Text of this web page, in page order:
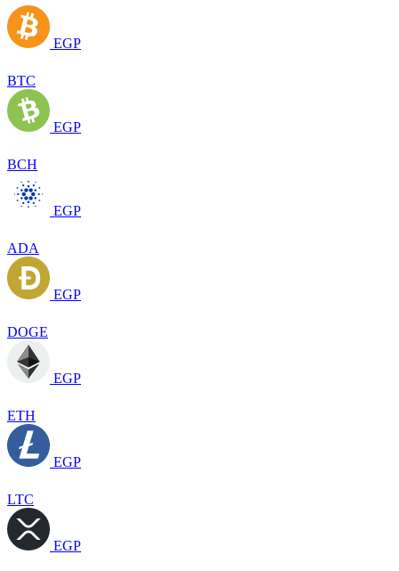
EGP
BTC
EGP
BCH
EGP
ADA
EGP
DOGE
EGP
ETH
EGP
LTC
EGP